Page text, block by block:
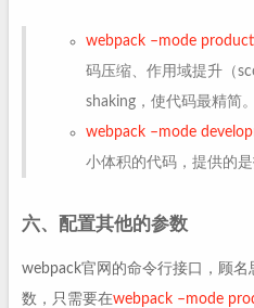
webpack –mode
码压缩、作用域提升（
shaking，使代码最精简。
webpack –mode
小体积的代码，提供的
六、配置其他的参数
webpack官网的命令行接口，顾
数，只需要在webpack –mode